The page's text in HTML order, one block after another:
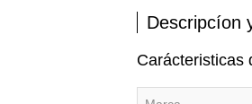
Descripcíon
Carácteristicas